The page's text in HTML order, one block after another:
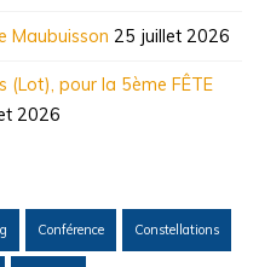
Maubuisson 25 juillet 2026
(Lot), pour la 5ème FÊTE
2026
Conférence Constellations